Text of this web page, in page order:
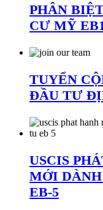
PHÂN
CƯ MỸ
TUYỂN
ĐẦU TƯ
USCIS
MỚI
EB-5